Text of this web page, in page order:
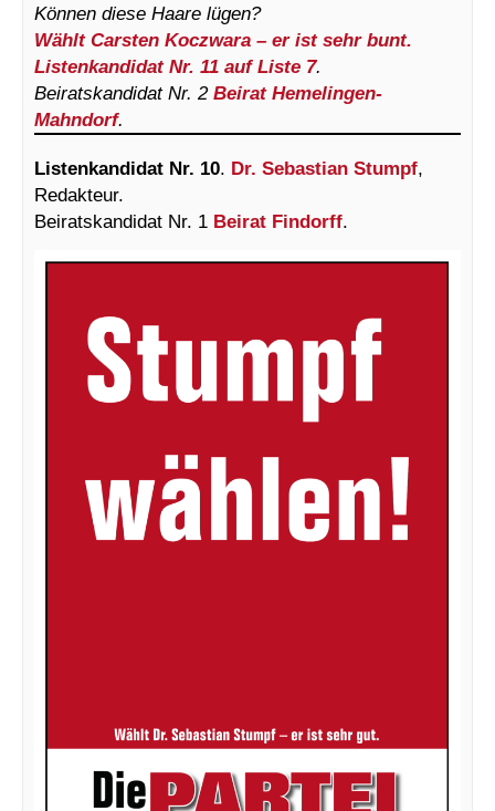
Können diese Haare lügen?
Wählt Carsten Koczwara – er ist sehr bunt.
Listenkandidat Nr. 11 auf Liste 7.
Beiratskandidat Nr. 2 Beirat Hemelingen-
Mahndorf.
Listenkandidat Nr. 10. Dr. Sebastian Stumpf,
Redakteur.
Beiratskandidat Nr. 1 Beirat Findorff.